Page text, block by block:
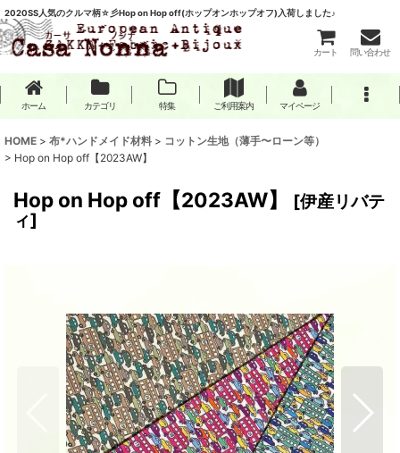
2020SS人気のクルマ柄☆彡Hop on Hop off(ホップオンホップオフ)入荷しました♪
カート 問い合わせ
ホーム カテゴリ 特集 ご利用案内 マイページ
HOME > 布*ハンドメイド材料 > コットン生地（薄手〜ローン等）
> Hop on Hop off【2023AW】
Hop on Hop off【2023AW】 [伊産リバテ
ィ]